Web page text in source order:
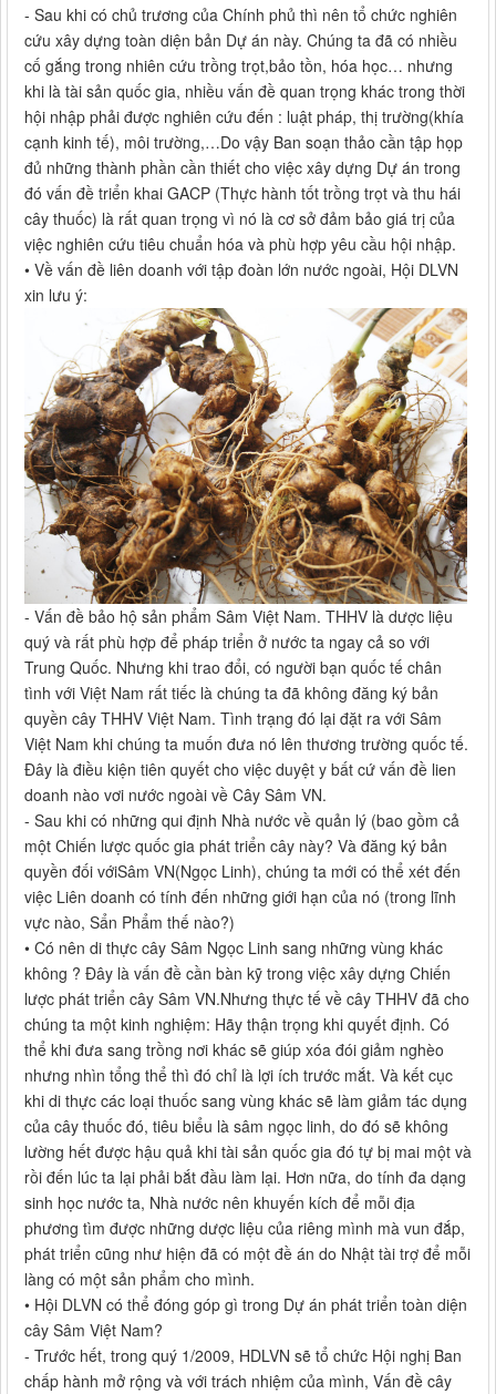
- Sau khi có chủ trương của Chính phủ thì nên tổ chức nghiên
cứu xây dựng toàn diện bản Dự án này. Chúng ta đã có nhiều
cố gắng trong nhiên cứu trồng trọt,bảo tồn, hóa học… nhưng
khi là tài sản quốc gia, nhiều vấn đề quan trọng khác trong thời
hội nhập phải được nghiên cứu đến : luật pháp, thị trường(khía
cạnh kinh tế), môi trường,…Do vậy Ban soạn thảo cần tập họp
đủ những thành phần cần thiết cho việc xây dựng Dự án trong
đó vấn đề triển khai GACP (Thực hành tốt trồng trọt và thu hái
cây thuốc) là rất quan trọng vì nó là cơ sở đảm bảo giá trị của
việc nghiên cứu tiêu chuẩn hóa và phù hợp yêu cầu hội nhập.
• Về vấn đề liên doanh với tập đoàn lớn nước ngoài, Hội DLVN
xin lưu ý:
- Vấn đề bảo hộ sản phẩm Sâm Việt Nam. THHV là dược liệu
quý và rất phù hợp để pháp triển ở nước ta ngay cả so với
Trung Quốc. Nhưng khi trao đổi, có người bạn quốc tế chân
tình với Việt Nam rất tiếc là chúng ta đã không đăng ký bản
quyền cây THHV Việt Nam. Tình trạng đó lại đặt ra với Sâm
Việt Nam khi chúng ta muốn đưa nó lên thương trường quốc tế.
Đây là điều kiện tiên quyết cho việc duyệt y bất cứ vấn đề lien
doanh nào vơi nước ngoài về Cây Sâm VN.
- Sau khi có những qui định Nhà nước về quản lý (bao gồm cả
một Chiến lược quốc gia phát triển cây này? Và đăng ký bản
quyền đối vớiSâm VN(Ngọc Linh), chúng ta mới có thể xét đến
việc Liên doanh có tính đến những giới hạn của nó (trong lĩnh
vực nào, Sẩn Phẩm thế nào?)
• Có nên di thực cây Sâm Ngọc Linh sang những vùng khác
không ? Đây là vấn đề cần bàn kỹ trong việc xây dựng Chiến
lược phát triển cây Sâm VN.Nhưng thực tế về cây THHV đã cho
chúng ta một kinh nghiệm: Hãy thận trọng khi quyết định. Có
thể khi đưa sang trồng nơi khác sẽ giúp xóa đói giảm nghèo
nhưng nhìn tổng thể thì đó chỉ là lợi ích trước mắt. Và kết cục
khi di thực các loại thuốc sang vùng khác sẽ làm giảm tác dụng
của cây thuốc đó, tiêu biểu là sâm ngọc linh, do đó sẽ không
lường hết được hậu quả khi tài sản quốc gia đó tự bị mai một và
rồi đến lúc ta lại phải bắt đầu làm lại. Hơn nữa, do tính đa dạng
sinh học nước ta, Nhà nước nên khuyến kích để mỗi địa
phương tìm được những dược liệu của riêng mình mà vun đắp,
phát triển cũng như hiện đã có một đề án do Nhật tài trợ để mỗi
làng có một sản phẩm cho mình.
• Hội DLVN có thể đóng góp gì trong Dự án phát triển toàn diện
cây Sâm Việt Nam?
- Trước hết, trong quý 1/2009, HDLVN sẽ tổ chức Hội nghị Ban
chấp hành mở rộng và với trách nhiệm của mình, Vấn đề cây